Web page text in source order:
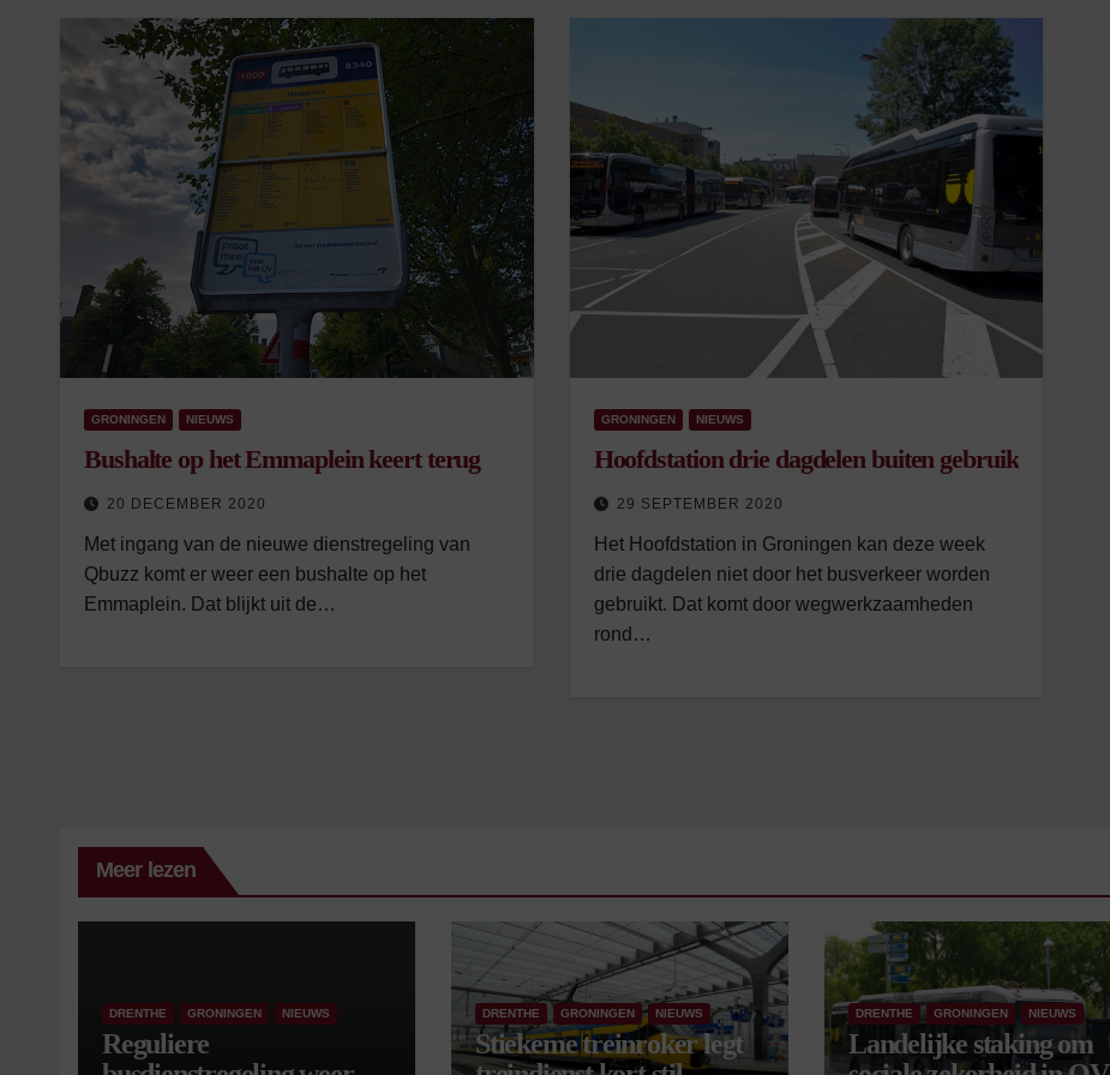
GRONINGEN NIEUWS
Bushalte op het Emmaplein keert terug
20 DECEMBER 2020
Met ingang van de nieuwe dienstregeling van
Qbuzz komt er weer een bushalte op het
Emmaplein. Dat blijkt uit de…
GRONINGEN NIEUWS
Hoofdstation drie dagdelen buiten gebruik
29 SEPTEMBER 2020
Het Hoofdstation in Groningen kan deze week
drie dagdelen niet door het busverkeer worden
gebruikt. Dat komt door wegwerkzaamheden
rond…
Meer lezen
DRENTHE GRONINGEN NIEUWS
Reguliere
DRENTHE GRONINGEN NIEUWS
Stiekeme treinroker legt
DRENTHE GRONINGEN NIEUWS
Landelijke staking om